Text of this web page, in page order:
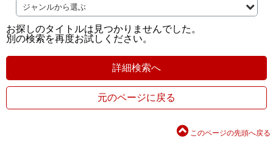
ジャンルから選ぶ
お探しのタイトルは見つかりませんでした。
別の検索を再度お試しください。
詳細検索へ
元のページに戻る
このページの先頭へ戻る